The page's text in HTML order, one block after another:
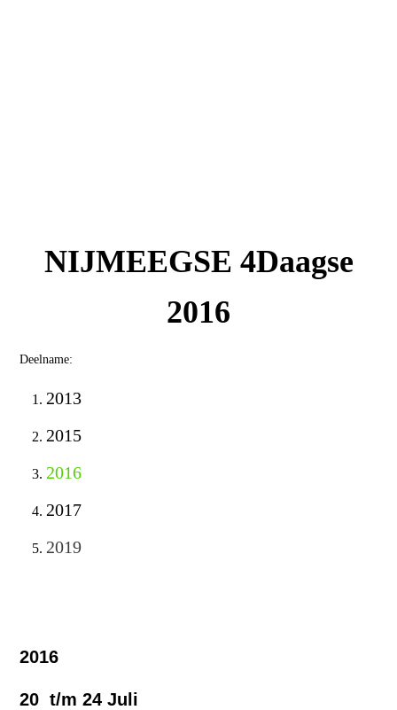
NIJMEEGSE 4Daagse
2016
Deelname:
2013
2015
2016
2017
2019
2016
20 t/m 24 Juli